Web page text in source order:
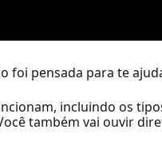
foi pensada para te
incluindo os
também vai ouvir